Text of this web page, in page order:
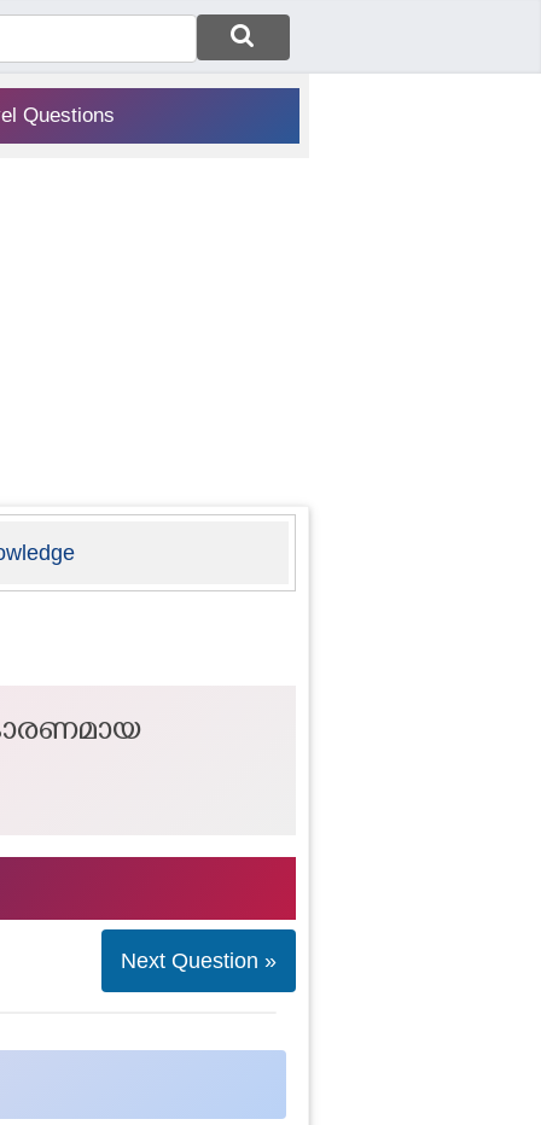
Questions
Next Question »